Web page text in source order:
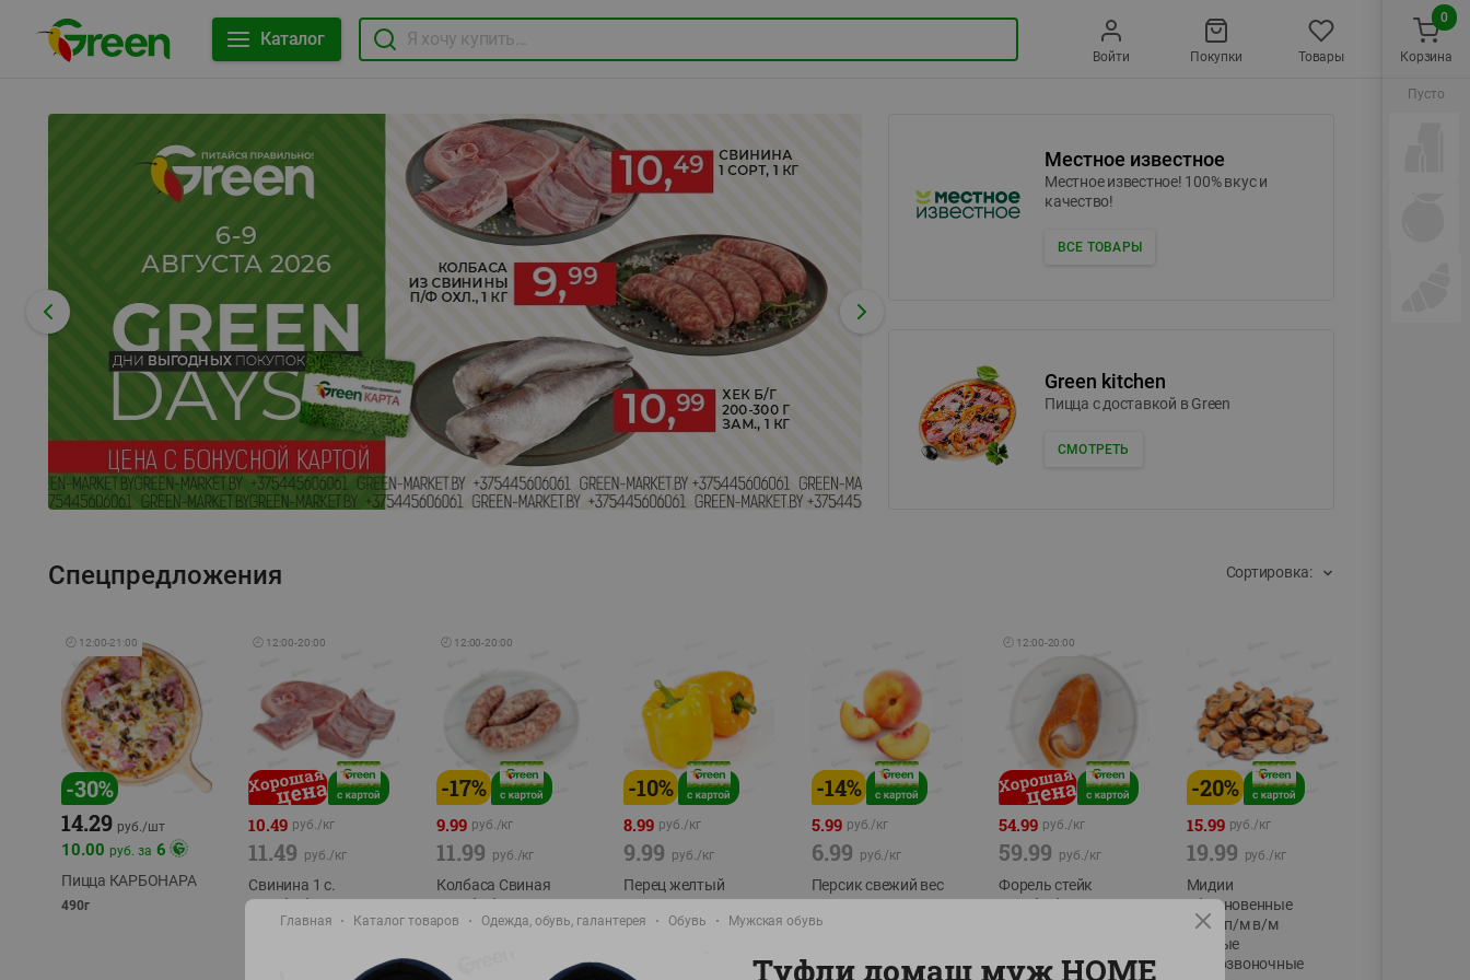
Каталог
Войти Покупки Товары
Местное известное
Местное известное! 100% вкус и
качество!
ВСЕ ТОВАРЫ
Green kitchen
Пицца c доставкой в Green
СМОТРЕТЬ
Спецпредложения Сортировка:
🕘 12:00-21:00
-30%
14.29 руб./шт
10.00 руб. за 6
Пицца КАРБОНАРА
490г
🕘 12:00-20:00
10.49 руб./кг
11.49 руб./кг
Свинина 1 с.
полуфабрикат,
охлажденный 1 кг
🕘 12:00-20:00
-17%
9.99 руб./кг
11.99 руб./кг
Колбаса Свиная
полуфабрикат,
охлажд
-10%
8.99 руб./кг
9.99 руб./кг
Перец желтый
Беларусь
фасовка: 0,3-0,7кг
-14%
5.99 руб./кг
6.99 руб./кг
Персик свежий вес
🕘 12:00-20:00
54.99 руб./кг
59.99 руб./кг
Форель стейк
полуфабрикат,
-20%
15.99 руб./кг
19.99 руб./кг
Мидии
обыкновенные
мясо п/м в/м
водные
беспозвоночные
Корзина
0
Пусто
Главная Каталог товаров Одежда, обувь, галантерея Обувь Мужская обувь
Туфли домаш муж HOME